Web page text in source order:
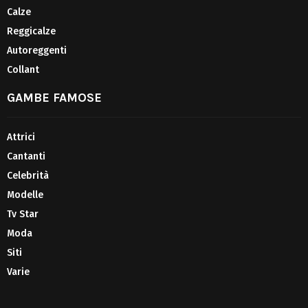
Calze
Reggicalze
Autoreggenti
Collant
GAMBE FAMOSE
Attrici
Cantanti
Celebrità
Modelle
Tv Star
Moda
Siti
Varie